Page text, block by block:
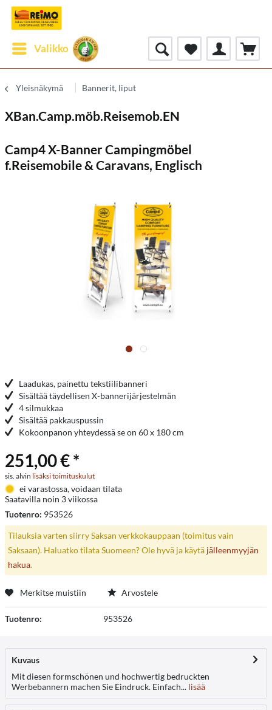
Valikko
Yleisnäkymä Bannerit, liput
XBan.Camp.möb.Reisemob.EN
Camp4 X-Banner Campingmöbel
f.Reisemobile & Caravans, Englisch
Laadukas, painettu tekstiilibanneri
Sisältää täydellisen X-bannerijärjestelmän
4 silmukkaa
Sisältää pakkauspussin
Kokoonpanon yhteydessä se on 60 x 180 cm
251,00 € *
sis. alvin lisäksi toimituskulut
ei varastossa, voidaan tilata
Saatavilla noin 3 viikossa
Tuotenro: 953526
Tilauksia varten siirry Saksan verkkokauppaan (toimitus vain
Saksaan). Haluatko tilata Suomeen? Ole hyvä ja käytä jälleenmyyjän
hakua.
Merkitse muistiin Arvostele
Tuotenro: 953526
Kuvaus
Mit diesen formschönen und hochwertig bedruckten
Werbebannern machen Sie Eindruck. Einfach... lisää